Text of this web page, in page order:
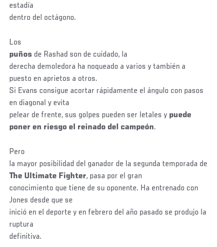
estadía
dentro del octágono.
Los
puños de Rashad son de cuidado, la
derecha demoledora ha noqueado a varios y también a
puesto en aprietos a otros.
Si Evans consigue acortar rápidamente el ángulo con pasos
en diagonal y evita
pelear de frente, sus golpes pueden ser letales y puede
poner en riesgo el reinado del campeón.
Pero
la mayor posibilidad del ganador de la segunda temporada de
The Ultimate Fighter, pasa por el gran
conocimiento que tiene de su oponente. Ha entrenado con
Jones desde que se
inició en el deporte y en febrero del año pasado se produjo la
ruptura
definitiva.